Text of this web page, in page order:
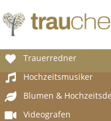
Trauerredner
Hochzeitsmusiker
Blumen &
Videografen